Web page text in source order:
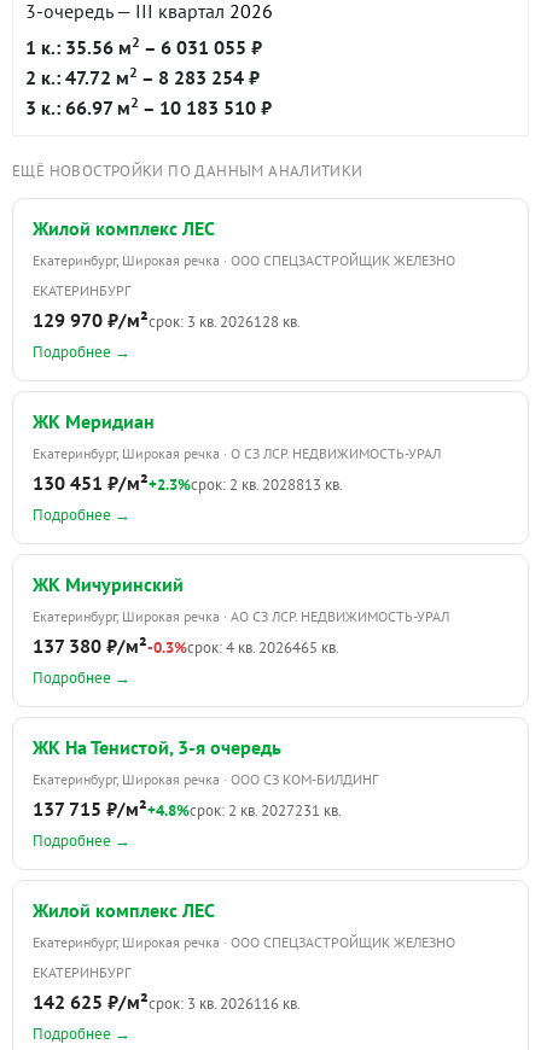
3-очередь — III квартал 2026
1 к.: 35.56 м2 – 6 031 055 ₽
2 к.: 47.72 м2 – 8 283 254 ₽
3 к.: 66.97 м2 – 10 183 510 ₽
ЕЩЁ НОВОСТРОЙКИ ПО ДАННЫМ АНАЛИТИКИ
Жилой комплекс ЛЕС
Екатеринбург, Широкая речка · ООО СПЕЦЗАСТРОЙЩИК ЖЕЛЕЗНО
ЕКАТЕРИНБУРГ
129 970 ₽/м²срок: 3 кв. 2026128 кв.
Подробнее →
ЖК Меридиан
Екатеринбург, Широкая речка · О СЗ ЛСР. НЕДВИЖИМОСТЬ-УРАЛ
130 451 ₽/м²+2.3%срок: 2 кв. 2028813 кв.
Подробнее →
ЖК Мичуринский
Екатеринбург, Широкая речка · АО СЗ ЛСР. НЕДВИЖИМОСТЬ-УРАЛ
137 380 ₽/м²-0.3%срок: 4 кв. 2026465 кв.
Подробнее →
ЖК На Тенистой, 3-я очередь
Екатеринбург, Широкая речка · ООО СЗ КОМ-БИЛДИНГ
137 715 ₽/м²+4.8%срок: 2 кв. 2027231 кв.
Подробнее →
Жилой комплекс ЛЕС
Екатеринбург, Широкая речка · ООО СПЕЦЗАСТРОЙЩИК ЖЕЛЕЗНО
ЕКАТЕРИНБУРГ
142 625 ₽/м²срок: 3 кв. 2026116 кв.
Подробнее →